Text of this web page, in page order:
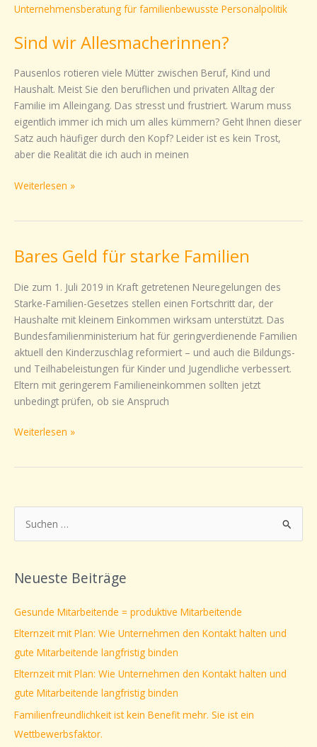
Sind wir Allesmacherinnen?
Pausenlos rotieren viele Mütter zwischen Beruf, Kind und
Haushalt. Meist Sie den beruflichen und privaten Alltag der
Familie im Alleingang. Das stresst und frustriert. Warum muss
eigentlich immer ich mich um alles kümmern? Geht Ihnen dieser
Satz auch häufiger durch den Kopf? Leider ist es kein Trost,
aber die Realität die ich auch in meinen
wir
Weiterlesen »
Bares Geld für starke Familien
Die zum 1. Juli 2019 in Kraft getretenen Neuregelungen des
Starke-Familien-Gesetzes stellen einen Fortschritt dar, der
Haushalte mit kleinem Einkommen wirksam unterstützt. Das
Bundesfamilienministerium hat für geringverdienende Familien
aktuell den Kinderzuschlag reformiert – und auch die Bildungs-
und Teilhabeleistungen für Kinder und Jugendliche verbessert.
Eltern mit geringerem Familieneinkommen sollten jetzt
unbedingt prüfen, ob sie Anspruch
Bares
für
starke
Familien
Weiterlesen »
u
h
n
a
c
h
:
Neueste Beiträge
Gesunde Mitarbeitende = produktive Mitarbeitende
Elternzeit mit Plan: Wie Unternehmen den Kontakt halten und
gute Mitarbeitende langfristig binden
Elternzeit mit Plan: Wie Unternehmen den Kontakt halten und
gute Mitarbeitende langfristig binden
Familienfreundlichkeit ist kein Benefit mehr. Sie ist ein
Wettbewerbsfaktor.